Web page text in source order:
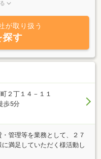
した安心と信頼のサービスを
ローも充実
のアフターサービス
りごとや各種ご相談にも迅
してお任せいただける体制
した不動産会社
エリアでも多くのお客様よ
貸VS購入 幅広い視点でご
・売買双方の専門知
いたします。
が取り扱う
探す
２丁１４－１１
歩5分
管理等を業務として、２７
満足していただく様活動し